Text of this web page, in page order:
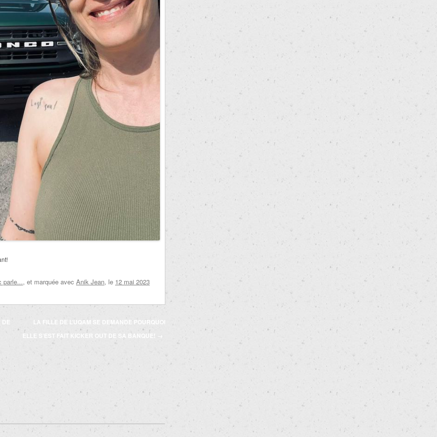
parle..., et marquée avec Anik Jean, le 12 mai 2023
DE
LA FILLE DE L’UQAM SE DEMANDE POURQUOI
ELLE S’EST FAIT KICKER OUT DE SA BANQUE! →